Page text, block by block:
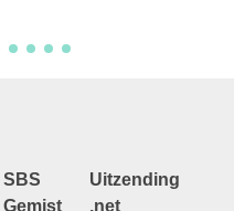
SBS
Gemist
Uitzending
.net